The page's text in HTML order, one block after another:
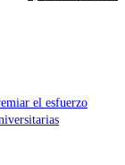
el esfuerzo